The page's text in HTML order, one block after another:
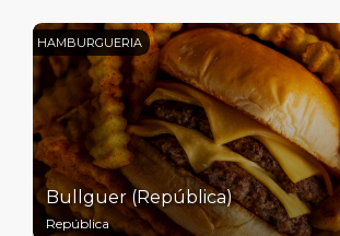
HAMBURGUERIA
Bullguer (República)
República